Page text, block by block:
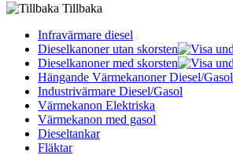
Tillbaka
Infravärmare diesel
Dieselkanoner utan skorsten
Dieselkanoner med skorsten
Hängande Värmekanoner Diesel/Gasol
Industrivärmare Diesel/Gasol
Värmekanon Elektriska
Värmekanon med gasol
Dieseltankar
Fläktar